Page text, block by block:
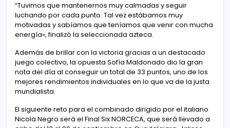
“Tuvimos que mantenernos muy calmadas y seguir
luchando por cada punto. Tal vez estábamos muy
motivadas y sabíamos que teníamos que venir con mucha
energía», finalizó la seleccionada azteca.
Además de brillar con la victoria gracias a un destacado
juego colectivo, la opuesta Sofía Maldonado dio la gran
nota del día al conseguir un total de 33 puntos, uno de los
mejores rendimientos individuales en lo que va de la justa
mundialista.
El siguiente reto para el combinado dirigido por el italiano
Nicola Negro será el Final Six NORCECA, que será llevado a